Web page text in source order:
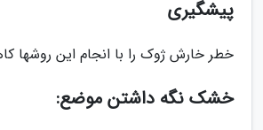
پیشگیری
خطر خارش ژوک را با انجام این روشها
خشک نگه داشتن موضع: